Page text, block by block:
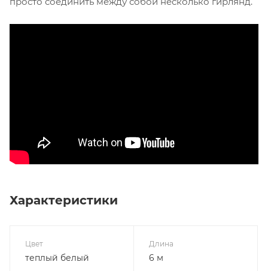
Характеристики
Цвет
теплый белый
Длина
6 м